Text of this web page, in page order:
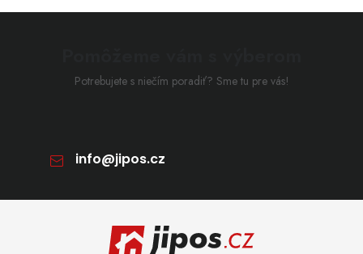
Potrebujete s niečím poradiť? Sme tu pre vás!
info@jipos.cz
Zápätie